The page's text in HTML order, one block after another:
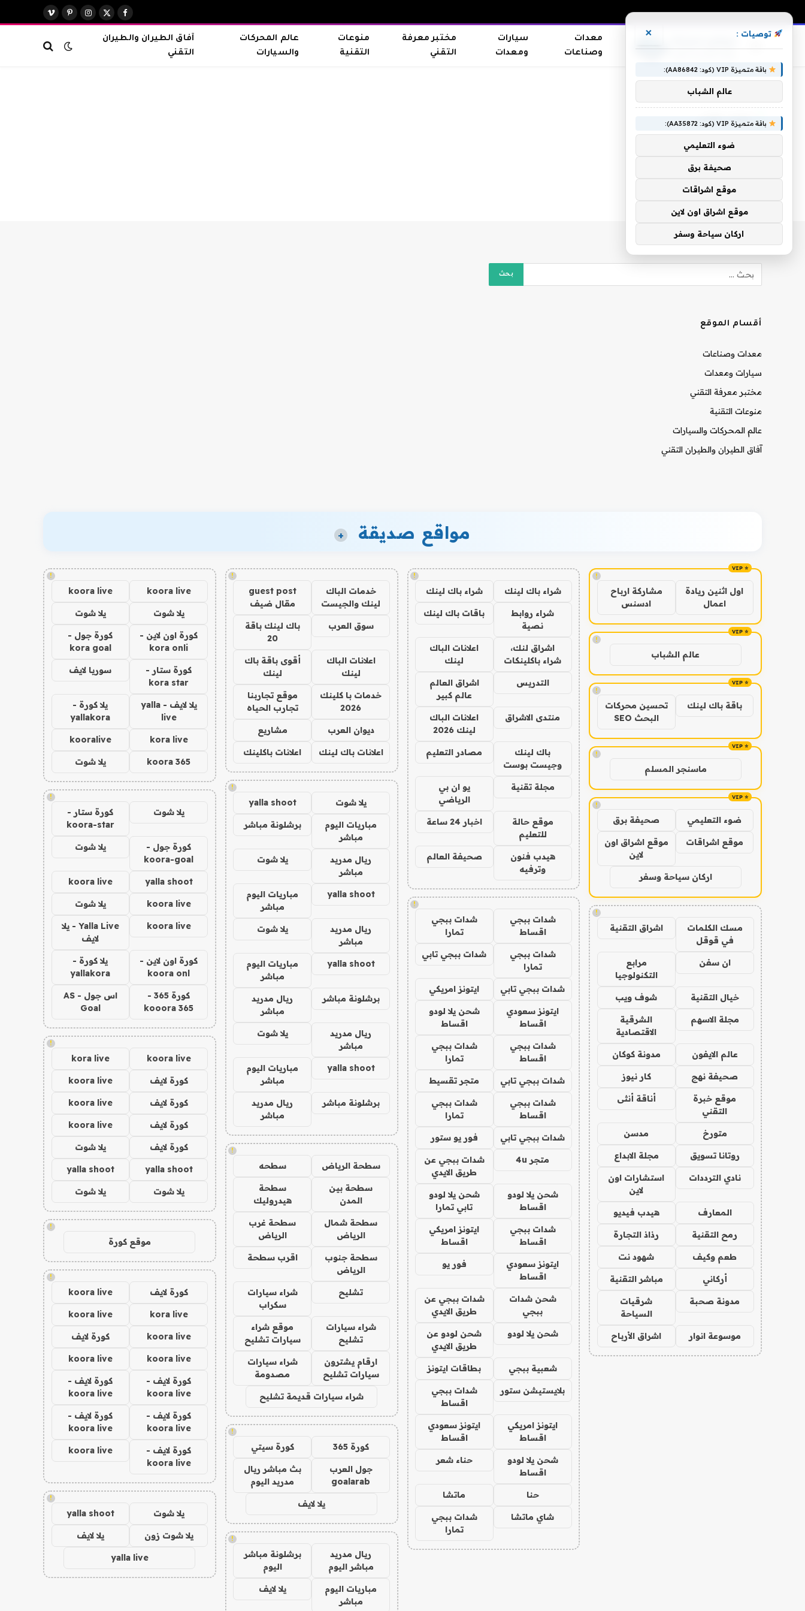
فيسبوك
X
الانستغرامبينتيريست
فيميو
معدات
وصناعات
سيارات
ومعدات
مختبر معرفة
التقني
منوعات
التقنية
عالم المحركات
والسيارات
آفاق الطيران والطيران
التقني
ايمن حفنى
أقسام الموقع
معدات وصناعات
سيارات ومعدات
مختبر معرفة التقني
منوعات التقنية
عالم المحركات والسيارات
آفاق الطيران والطيران التقني
مواقع صديقة +
!
اول اثنين ريادة
اعمال
مشاركة ارباح
ادسنس
!
عالم الشباب
!
باقة باك لينك
تحسين محركات
البحث SEO
!
ماسنجر المسلم
!
ضوء التعليمي صحيفة برق
موقع اشراقات
موقع اشراق اون
لاين
اركان سياحة وسفر
!
مسك الكلمات
في قوقل
اشراق التقنية
ان سفن
مرابع
التكنولوجيا
خيال التقنية شوف ويب
مجلة الاسهم
الشرقية
الاقتصادية
عالم الايفون مدونة كوكان
صحيفة نهج كار نيوز
موقع خبرة
التقني
أناقة أنثى
متورخ مدسن
روتانا تسويق مجلة الابداع
نادي الترددات
استشارات اون
لاين
المعارف هيدب فيديو
رمح التقنية رذاذ التجارة
طعم وكيف شهود نت
أركاني مباشر التقنية
مدونة صحبة
شرقيات
السياحة
موسوعة انوار اشراق الأرباح
!
شراء باك لينك شراء باك لينك
شراء روابط
نصية
باقات باك لينك
اشراق لنك،
شراء باكلينكات
اعلانات الباك
لينك
التدريس
اشراق العالم
عالم كبير
منتدى الاشراق
اعلانات الباك
لينك 2026
باك لينك
وجيست بوست
مصادر التعليم
مجلة تقنية
يو ان بي
الرياضي
موقع حالة
للتعليم
اخبار 24 ساعة
هيدب فنون
وترفيه
صحيفة العالم
!
شدات ببجي
اقساط
شدات ببجي
تمارا
شدات ببجي
تمارا
شدات ببجي تابي
شدات ببجي تابي ايتونز امريكي
ايتونز سعودي
اقساط
شحن يلا لودو
اقساط
شدات ببجي
اقساط
شدات ببجي
تمارا
شدات ببجي تابي متجر تقسيط
شدات ببجي
اقساط
شدات ببجي
تمارا
شدات ببجي تابي فور يو ستور
متجر 4u
شدات ببجي عن
طريق الايدي
شحن يلا لودو
اقساط
شحن يلا لودو
تابي تمارا
شدات ببجي
اقساط
ايتونز امريكي
اقساط
ايتونز سعودي
اقساط
فور يو
شحن شدات
ببجي
شدات ببجي عن
طريق الايدي
شحن يلا لودو
شحن لودو عن
طريق الايدي
شعبية ببجي بطاقات ايتونز
بلايستيشن ستور
شدات ببجي
اقساط
ايتونز امريكي
اقساط
ايتونز سعودي
اقساط
شحن يلا لودو
اقساط
حناء شعر
حنا ماتشا
شاي ماتشا
شدات ببجي
تمارا
!
خدمات الباك
لينك والجيست
guest post
مقال ضيف
سوق العرب
باك لينك باقة
20
اعلانات الباك
لينك
أقوى باقة باك
لينك
خدمات با كلينك
2026
موقع تجاربنا
تجارب الحياه
ديوان العرب مشاريع
اعلانات باك لينك اعلانات باكلينك
!
يلا شوت yalla shoot
مباريات اليوم
مباشر
برشلونة مباشر
ريال مدريد
مباشر
يلا شوت
yalla shoot
مباريات اليوم
مباشر
ريال مدريد
مباشر
يلا شوت
yalla shoot
مباريات اليوم
مباشر
برشلونة مباشر
ريال مدريد
مباشر
ريال مدريد
مباشر
يلا شوت
yalla shoot
مباريات اليوم
مباشر
برشلونة مباشر
ريال مدريد
مباشر
!
سطحة الرياض سطحه
سطحة بين
المدن
سطحة
هيدروليك
سطحة شمال
الرياض
سطحة غرب
الرياض
سطحة جنوب
الرياض
اقرب سطحة
تشليح
شراء سيارات
سكراب
شراء سيارات
تشليح
موقع شراء
سيارات تشليح
ارقام يشترون
سيارات تشليح
شراء سيارات
مصدومة
شراء سيارات قديمة تشليح
!
كورة 365 كورة سيتي
جول العرب
goalarab
بث مباشر ريال
مدريد اليوم
يلا لايف
!
ريال مدريد
مباشر اليوم
برشلونة مباشر
اليوم
مباريات اليوم
مباشر
يلا لايف
!
koora live
koora live
يلا شوت يلا شوت
كورة اون لاين -
kora onli
كورة جول -
kora goal
كورة ستار -
kora star
سوريا لايف
يلا لايف - yalla
live
يلا كورة -
yallakora
kora live
kooralive
koora 365 يلا شوت
!
يلا شوت
كورة ستار -
koora-star
كورة جول -
koora-goal
يلا شوت
yalla shoot
koora live
koora live يلا شوت
koora live
Yalla Live - يلا
لايف
كورة اون لاين -
koora onl
يلا كورة -
yallakora
كورة 365 -
kooora 365
اس جول - AS
Goal
!
koora live
kora live
كورة لايف koora live
كورة لايف koora live
كورة لايف koora live
كورة لايف يلا شوت
yalla shoot
yalla shoot
يلا شوت يلا شوت
!
موقع كورة
!
كورة لايف koora live
kora live
koora live
koora live كورة لايف
koora live
koora live
كورة لايف -
koora live
كورة لايف -
koora live
كورة لايف -
koora live
كورة لايف -
koora live
كورة لايف -
koora live
koora live
!
يلا شوت yalla shoot
يلا شوت زون يلا لايف
yalla live
توصيات : ×
باقة متميزة VIP (كود: AA86842):
عالم الشباب
باقة متميزة VIP (كود: AA35872):
ضوء التعليمي
صحيفة برق
موقع اشراقات
موقع اشراق اون لاين
اركان سياحة وسفر